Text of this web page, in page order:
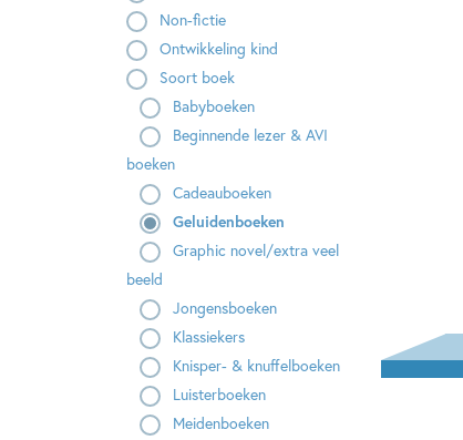
Non-fictie
Ontwikkeling kind
Soort boek
Babyboeken
Beginnende lezer & AVI
boeken
Cadeauboeken
Geluidenboeken
Graphic novel/extra veel
beeld
Jongensboeken
Klassiekers
Knisper- & knuffelboeken
Luisterboeken
Meidenboeken